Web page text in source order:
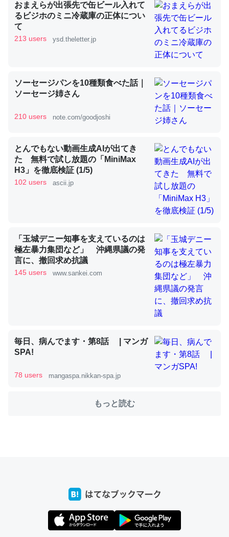
くらい。小説でいう「ずっと前の伏線」は回収されないけ
ど、短期記憶というには多い分量。進化すればするほど分
かりやすく強くなりそう
─GPTの仕組みと限界についての考察（１） - conceptualization
昆虫ってカルシウム少ないのか。知らんかった。調べたら
─ニュース :: 【研究発表】昆虫学の大問題＝「昆虫はなぜ海にいな
いのか」に関する新仮説
論文では「淡水はカルシウムも酸素も不足してて両方に不
いる鋏角類（カブトガニ・ウミグモ）はカルシウムを使わ
ずキチンを強化してる筈だが、酵素が違うのか？
─ニュース :: 【研究発表】昆虫学の大問題＝「昆虫はなぜ海にいな
いのか」に関する新仮説
これを元に考えるとカルシウムを大量に使う脊椎動物と貝
類は苦労してるんだな…。腹足類だと殻を無くしてナメク
─ニュース :: 【研究発表】昆虫学の大問題＝「昆虫はなぜ海にいな
これ見て生きてるなって分かる。
コミュニケーションが劇的に変化した｜tayorini by LIFULL介護
おまえらが出張先で缶ビール入れて
るビジホのミニ冷蔵庫の正体につい
て
213 users ysd.theletter.jp
ソーセージパンを10種類食べた話｜
ソーセージ姉さん
210 users note.com/goodjoshi
とんでもない動画生成AIが出てき
た 無料で試し放題の「MiniMax
H3」を徹底検証 (1/5)
102 users ascii.jp
「玉城デニー知事を支えているのは
極左暴力集団など」 沖縄県議の発
言に、撤回求め抗議
145 users www.sankei.com
毎日、病んでます・第8話 | マンガ
SPA!
78 users mangaspa.nikkan-spa.jp
もっと読む